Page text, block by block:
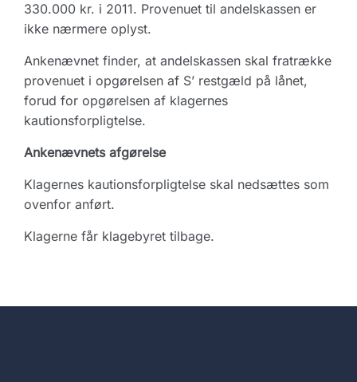
330.000 kr. i 2011. Provenuet til andelskassen er
ikke nærmere oplyst.
Ankenævnet finder, at andelskassen skal fratrække
provenuet i opgørelsen af S’ restgæld på lånet,
forud for opgørelsen af klagernes
kautionsforpligtelse.
Ankenævnets afgørelse
Klagernes kautionsforpligtelse skal nedsættes som
ovenfor anført.
Klagerne får klagebyret tilbage.